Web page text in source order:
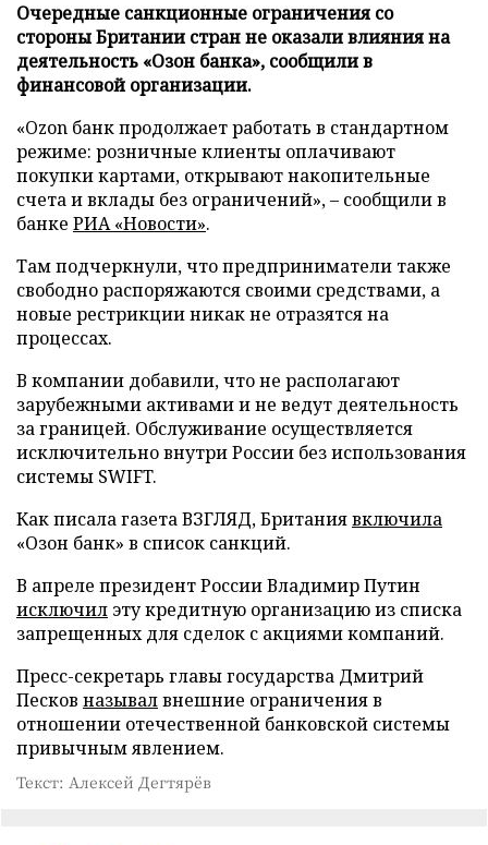
Очередные санкционные ограничения со
стороны Британии стран не оказали влияния на
деятельность «Озон банка», сообщили в
финансовой организации.
«Ozon банк продолжает работать в стандартном
режиме: розничные клиенты оплачивают
покупки картами, открывают накопительные
счета и вклады без ограничений», – сообщили в
банке РИА «Новости».
Там подчеркнули, что предприниматели также
свободно распоряжаются своими средствами, а
новые рестрикции никак не отразятся на
процессах.
В компании добавили, что не располагают
зарубежными активами и не ведут деятельность
за границей. Обслуживание осуществляется
исключительно внутри России без использования
системы SWIFT.
Как писала газета ВЗГЛЯД, Британиявключила
«Озон банк» в список санкций.
В апреле президент России Владимир Путин
исключил эту кредитную организацию из списка
запрещенных для сделок с акциями компаний.
Пресс-секретарь главы государства Дмитрий
Песков называлвнешние ограничения в
отношении отечественной банковской системы
привычным явлением.
Текст: Алексей Дегтярёв